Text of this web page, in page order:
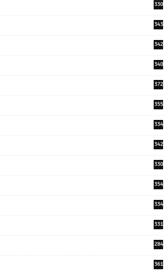
330
343
342
340
372
355
334
342
330
354
334
331
284
361